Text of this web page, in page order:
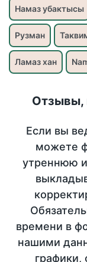
Намаз убактысы
Рузман
Ламаз хан
Отзывы,
Если вы
можете
утреннюю
времени в
нашими
графики,